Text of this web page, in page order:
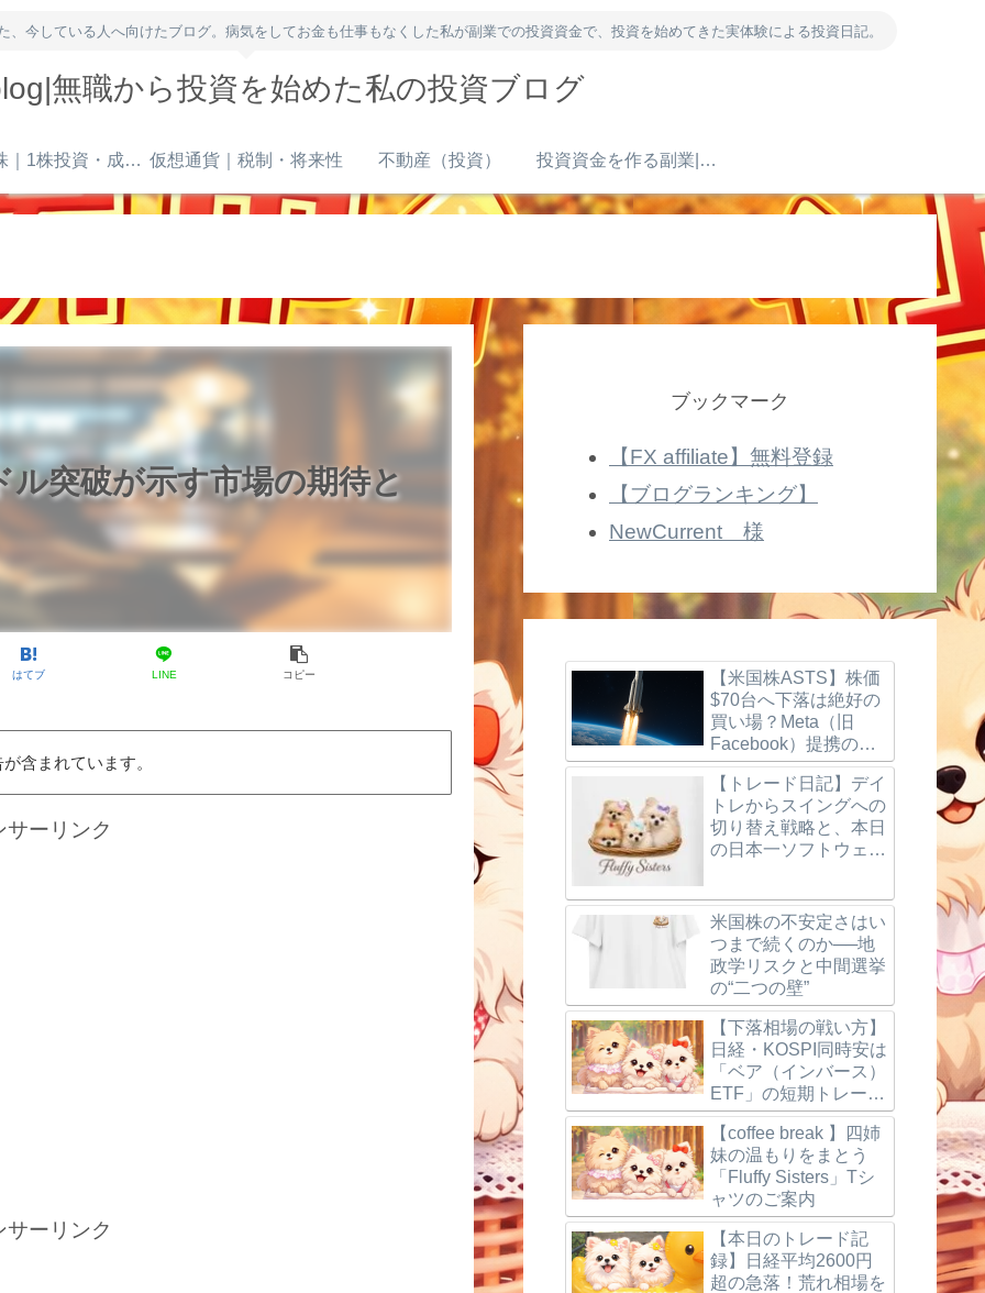
今している人へ向けたブログ。病気をしてお金も仕事もなくした私が副業での投資資金で、投資を始めてきた実体験による投資日記。
無職から投資を始めた私の投資ブログ
米国株｜1株投資・成長株 仮想通貨｜税制・将来性 不動産（投資） 投資資金を作る副業|ポイ活・アンケート・得意を売る
突破が示す市場の期待と
はてブ LINE コピー
含まれています。
サーリンク
サーリンク
ブックマーク
【FX affiliate】無料登録
【ブログランキング】
NewCurrent 様
【米国株ASTS】株価
$70台へ下落は絶好の
買い場？Meta（旧
Facebook）提携の噂
とBlueBird打ち上げ成
功、楽天モバイルの最
新動向を徹底解説！
【トレード日記】デイ
トレからスイングへの
切り替え戦略と、本日
の日本一ソフトウェア
米国株の不安定さはい
つまで続くのか──地
政学リスクと中間選挙
の“二つの壁”
【下落相場の戦い方】
日経・KOSPI同時安は
「ベア（インバース）
ETF」の短期トレード
で狙う
【coffee break 】四姉
妹の温もりをまとう
「Fluffy Sisters」Tシ
ャツのご案内
【本日のトレード記
録】日経平均2600円
超の急落！荒れ相場を